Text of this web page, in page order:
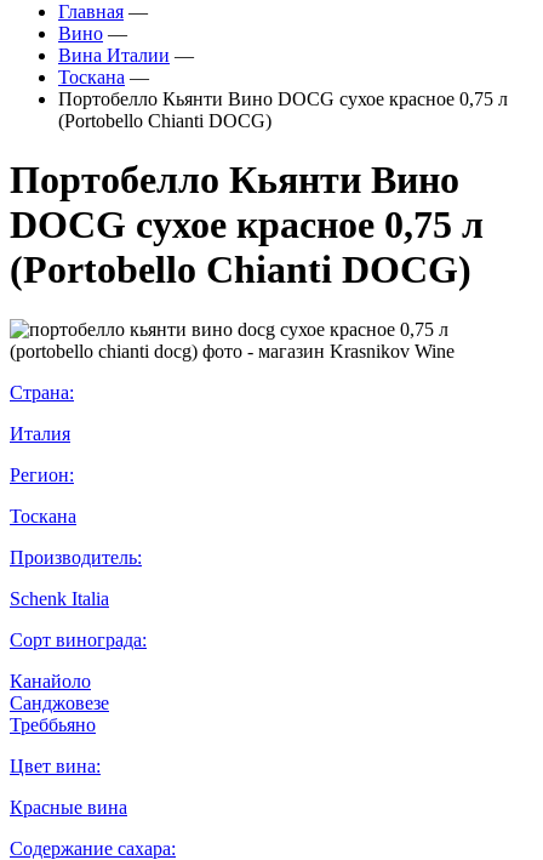
Главная —
Вино —
Вина Италии —
Тоскана —
Портобелло Кьянти Вино DOCG сухое красное 0,75 л
(Portobello Chianti DOCG)
Портобелло Кьянти Вино
DOCG сухое красное 0,75 л
(Portobello Chianti DOCG)
Страна:
Италия
Регион:
Тоскана
Производитель:
Schenk Italia
Сорт винограда:
Канайоло
Санджовезе
Треббьяно
Цвет вина:
Красные вина
Содержание сахара: